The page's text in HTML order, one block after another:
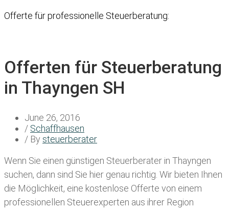
Offerte für professionelle Steuerberatung:
Offerten für Steuerberatung
in Thayngen SH
June 26, 2016
/ Schaffhausen
/ By steuerberater
Wenn Sie einen günstigen Steuerberater in Thayngen
suchen, dann sind Sie hier genau richtig. Wir bieten Ihnen
die Möglichkeit, eine kostenlose Offerte von einem
professionellen Steuerexperten aus ihrer Region